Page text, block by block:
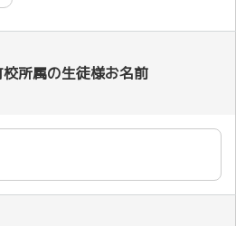
所属の生徒様お名前